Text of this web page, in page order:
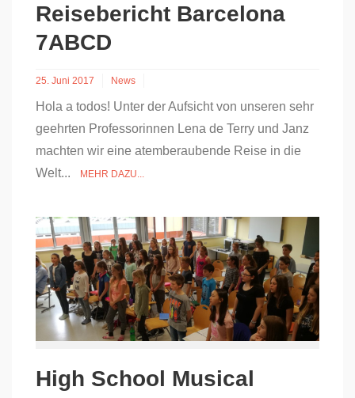
Reisebericht Barcelona
7ABCD
25. Juni 2017 News
Hola a todos! Unter der Aufsicht von unseren sehr
geehrten Professorinnen Lena de Terry und Janz
machten wir eine atemberaubende Reise in die
Welt...
MEHR DAZU...
High School Musical